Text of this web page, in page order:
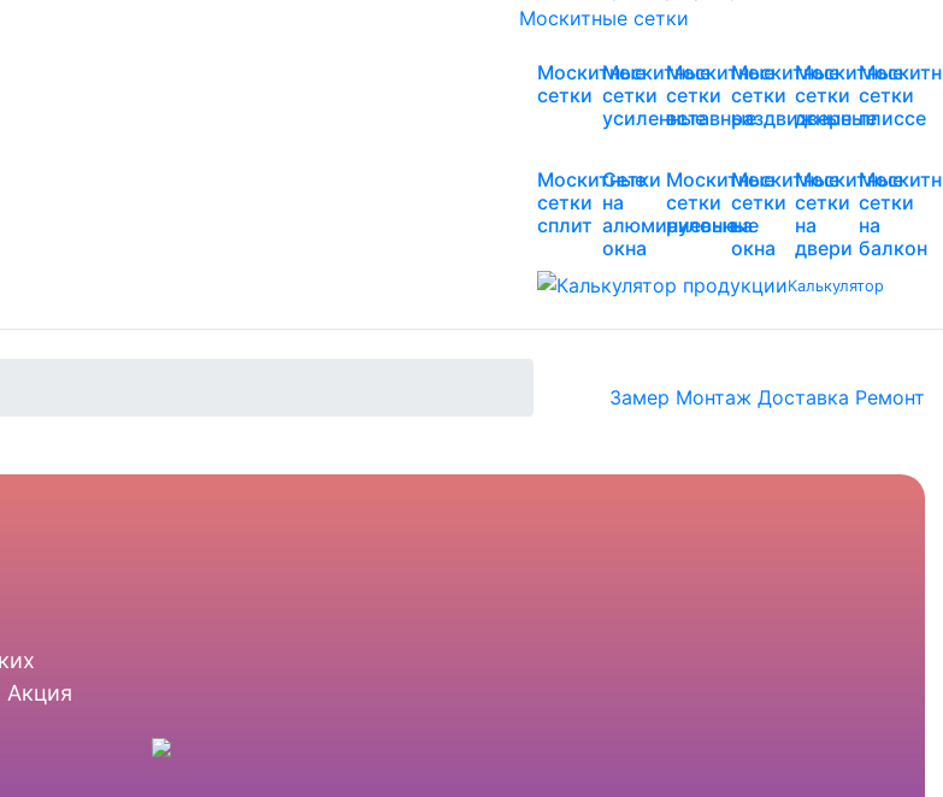
Москитные сетки
Москитные
сетки
Москитные
сетки
усиленные
Москитные
сетки
вставные
Москитные
сетки
раздвижные
Москитные
сетки
дверные
сетки
плиссе
Москитные
сетки
сплит
Сетки
на
алюминиевые
окна
Москитные
сетки
рулонные
Москитные
сетки
на
окна
Москитные
сетки
на
двери
сетки
на
балкон
Калькулятор
Замер Монтаж Доставка Ремонт
Акция